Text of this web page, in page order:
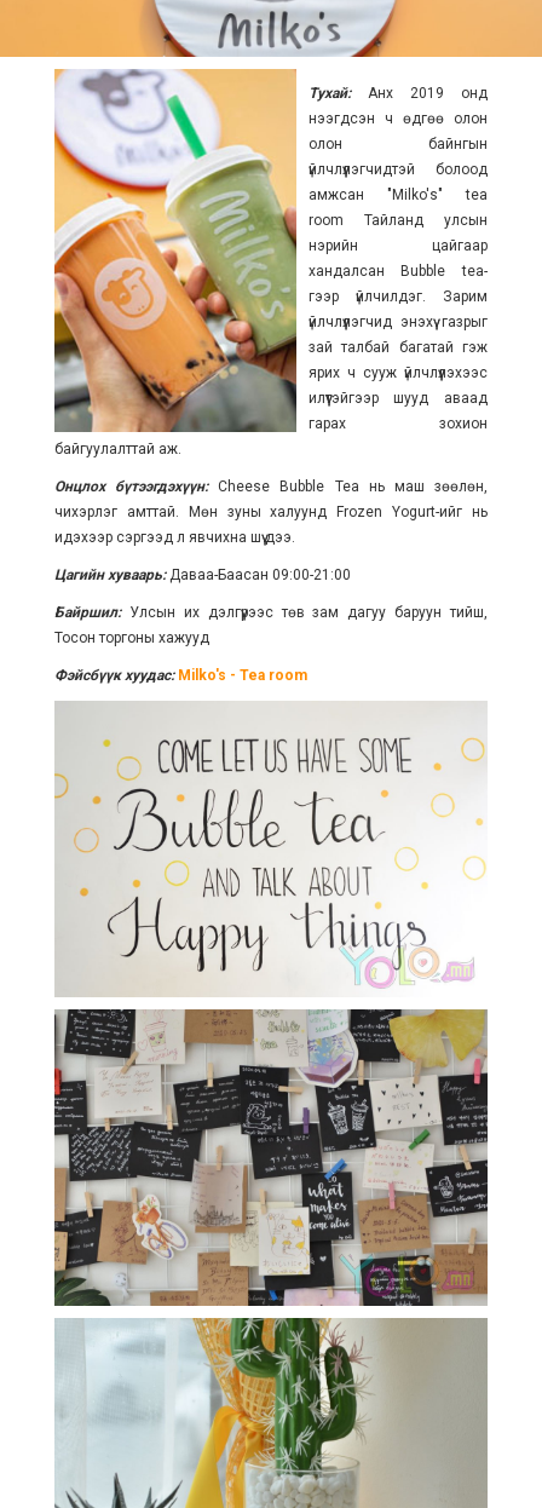
Тухай: Анх 2019 онд
нээгдсэн ч өдгөө олон
олон байнгын
үйлчлүүлэгчидтэй болоод
амжсан "Milko's" tea
room Тайланд улсын
нэрийн цайгаар
хандалсан Bubble tea-
гээр үйлчилдэг. Зарим
үйлчлүүлэгчид энэхүү газрыг
зай талбай багатай гэж
ярих ч сууж үйлчлүүлэхээс
илүүтэйгээр шууд аваад
гарах зохион
байгуулалттай аж.
Онцлох бүтээгдэхүүн: Cheese Bubble Tea нь маш зөөлөн,
чихэрлэг амттай. Мөн зуны халуунд Frozen Yogurt-ийг нь
идэхээр сэргээд л явчихна шүү дээ.
Цагийн хуваарь: Даваа-Баасан 09:00-21:00
Байршил: Улсын их дэлгүүрээс төв зам дагуу баруун тийш,
Тосон торгоны хажууд
Фэйсбүүк хуудас: Milko's - Tea room